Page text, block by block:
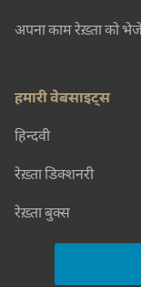
अपना काम रेख़्ता को
हमारी वेबसाइट्स
हिन्दवी
रेख़्ता डिक्शनरी
रेख़्ता बुक्स